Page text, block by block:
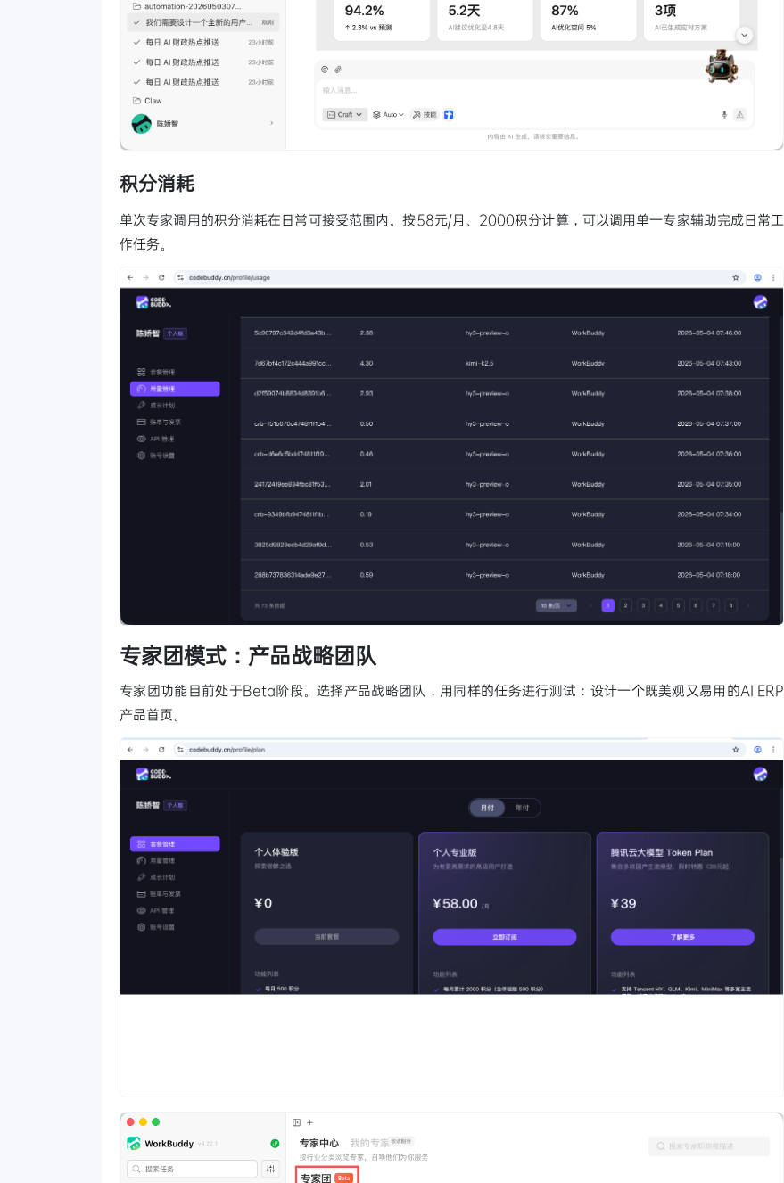
积分消耗
单次专家调用的积分消耗在日常可接受范围内。按58元/月、2000积分计算，可以调用单一专家辅助完成日常工
作任务。
专家团模式：产品战略团队
专家团功能目前处于Beta阶段。选择产品战略团队，用同样的任务进行测试：设计一个既美观又易用的AI ERP
产品首页。